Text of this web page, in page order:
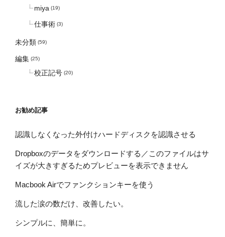
miya (19)
仕事術 (3)
未分類 (59)
編集 (25)
校正記号 (20)
お勧め記事
認識しなくなった外付けハードディスクを認識させる
Dropboxのデータをダウンロードする／このファイルはサ
イズが大きすぎるためプレビューを表示できません
Macbook Airでファンクションキーを使う
流した涙の数だけ、改善したい。
シンプルに、簡単に。